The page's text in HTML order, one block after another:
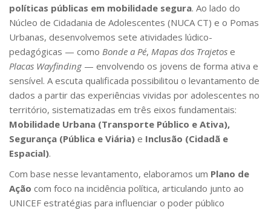
políticas públicas em mobilidade segura. Ao lado do
Núcleo de Cidadania de Adolescentes (NUCA CT) e o Pomas
Urbanas, desenvolvemos sete atividades lúdico-
pedagógicas — como Bonde a Pé, Mapas dos Trajetos e
Placas Wayfinding— envolvendo os jovens de forma ativa e
sensível. A escuta qualificada possibilitou o levantamento de
dados a partir das experiências vividas por adolescentes no
território, sistematizadas em três eixos fundamentais:
Mobilidade Urbana (Transporte Público e Ativa),
Segurança (Pública e Viária) e Inclusão (Cidadã e
Espacial).
Com base nesse levantamento, elaboramos um Plano de
Ação com foco na incidência política, articulando junto ao
UNICEF estratégias para influenciar o poder público